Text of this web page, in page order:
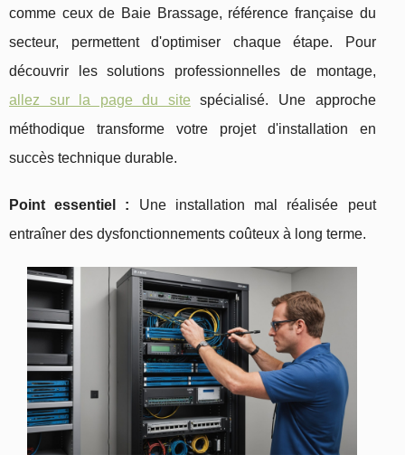
comme ceux de Baie Brassage, référence française du
secteur, permettent d'optimiser chaque étape. Pour
découvrir les solutions professionnelles de montage,
allez sur la page du site spécialisé. Une approche
méthodique transforme votre projet d'installation en
succès technique durable.
Point essentiel : Une installation mal réalisée peut
entraîner des dysfonctionnements coûteux à long terme.